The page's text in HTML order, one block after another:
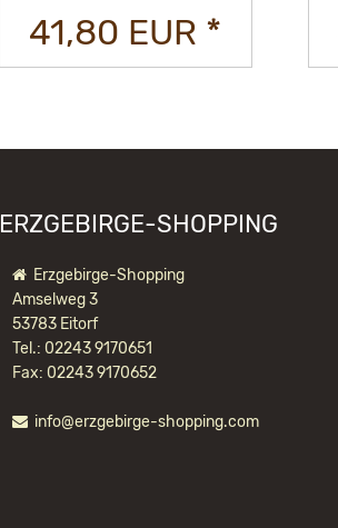
41,80 EUR *
ERZGEBIRGE-SHOPPING
Erzgebirge-Shopping
Amselweg 3
53783 Eitorf
Tel.: 02243 9170651
Fax: 02243 9170652
info@erzgebirge-shopping.com